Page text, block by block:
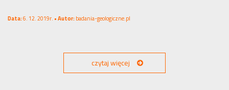
Data:6. 12. 2019r. •Autor:badania-geologiczne.pl
czytaj więcej